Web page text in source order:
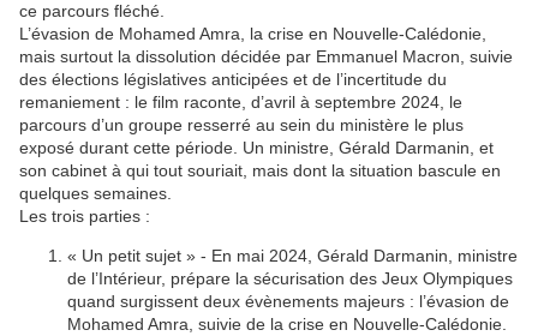
ce parcours fléché.
L’évasion de Mohamed Amra, la crise en Nouvelle-Calédonie,
mais surtout la dissolution décidée par Emmanuel Macron, suivie
des élections législatives anticipées et de l’incertitude du
remaniement : le film raconte, d’avril à septembre 2024, le
parcours d’un groupe resserré au sein du ministère le plus
exposé durant cette période. Un ministre, Gérald Darmanin, et
son cabinet à qui tout souriait, mais dont la situation bascule en
quelques semaines.
Les trois parties :
« Un petit sujet » - En mai 2024, Gérald Darmanin, ministre
de l’Intérieur, prépare la sécurisation des Jeux Olympiques
quand surgissent deux évènements majeurs : l’évasion de
Mohamed Amra, suivie de la crise en Nouvelle-Calédonie.